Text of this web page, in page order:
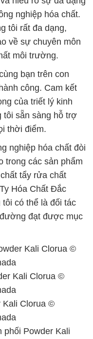
nghiệp hóa chất.
tôi rất đa dạng,
về sự chuyên môn
môi trường.
bạn trên con
công. Cam kết
của triết lý kinh
tôi sẵn sàng hỗ trợ
thời điểm.
nghiệp hóa chất đòi
trong các sản phẩm
tẩy rửa chất
Hóa Chất Đắc
có thể là đối tác
đạt được mục
Kali Clorua ©
Kali Clorua ©
Kali Clorua ©
phối Powder Kali